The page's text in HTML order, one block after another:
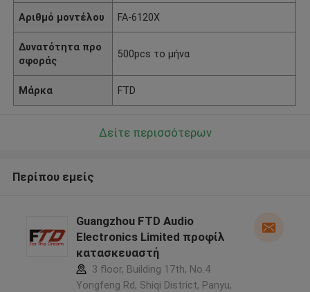
Αριθμό μοντέλου FA-6120X
Δυνατότητα προ
σφοράς
500pcs το μήνα
Μάρκα FTD
Δείτε περισσότερων
Περίπου εμείς
Guangzhou FTD Audio
Electronics Limited προφίλ
κατασκευαστή
3 floor, Building 17th, No.4
Yongfeng Rd, Shiqi District, Panyu,